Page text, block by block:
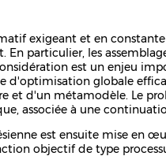
exigeant et en
En particulier, les
est un enjeu
d'optimisation globale
et d'un métamodèle. Le
associée à une
est ensuite mise en
objectif de type